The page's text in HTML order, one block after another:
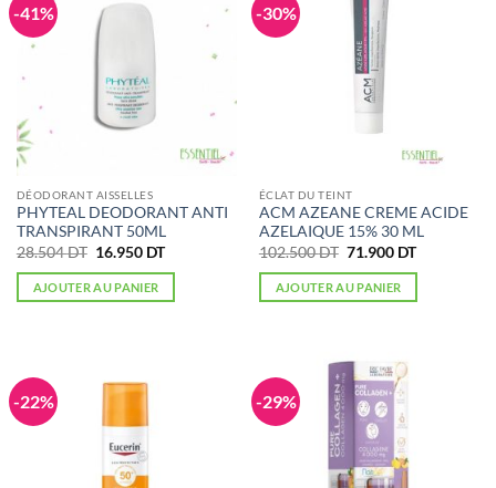
-41%
DÉODORANT AISSELLES
PHYTEAL DEODORANT ANTI
TRANSPIRANT 50ML
28.504DT Le
initial
était :
16.950 DTLe
actuel
AJOUTER AU PANIER
-30%
ÉCLAT DU TEINT
ACM AZEANE CREME ACIDE
AZELAIQUE 15% 30 ML
102.500DT Le
initial
était :
71.900 DTLe
actuel
AJOUTER AU PANIER
-22% -29%